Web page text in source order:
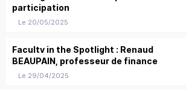
participation
Le 20/05/2025
Facultv in the Spotlight : Renaud
BEAUPAIN, professeur de finance
Le 29/04/2025